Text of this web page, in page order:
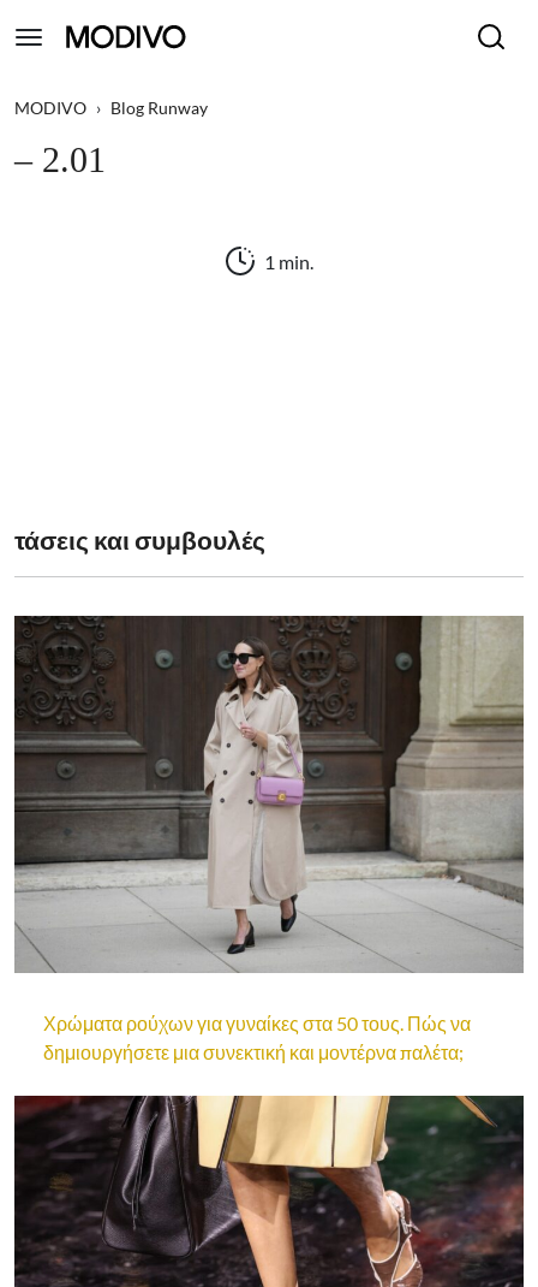
MODIVO › Blog Runway
– 2.01
1 min.
τάσεις και συμβουλές
Χρώματα ρούχων για γυναίκες στα 50 τους. Πώς να
δημιουργήσετε μια συνεκτική και μοντέρνα παλέτα;